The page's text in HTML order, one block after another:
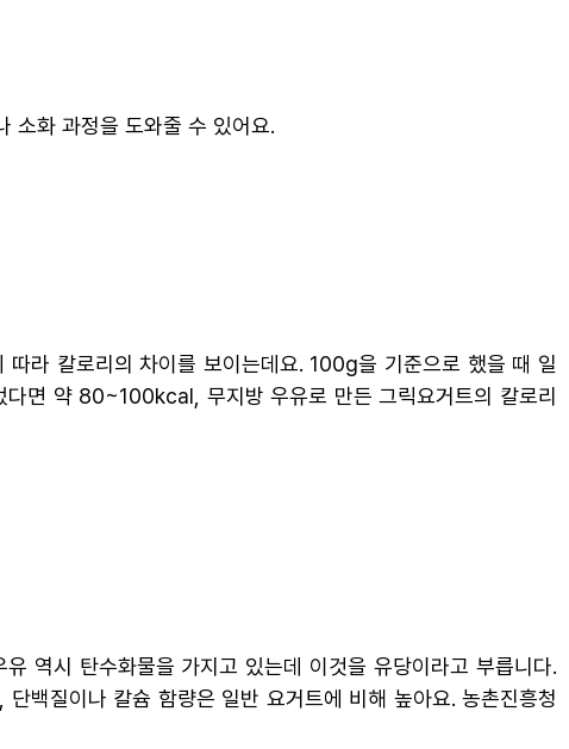
소화 과정을 도와줄 수 있어요.
라 칼로리의 차이를 보이는데요. 100g을 기준으로 했을 때 일
면 약 80~100kcal, 무지방 우유로 만든 그릭요거트의 칼로리
역시 탄수화물을 가지고 있는데 이것을 유당이라고 부릅니다.
백질이나 칼슘 함량은 일반 요거트에 비해 높아요. 농촌진흥청